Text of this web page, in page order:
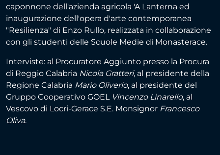
caponnone dell'azienda agricola 'A Lanterna ed
inaugurazione dell'opera d'arte contemporanea
"Resilienza" di Enzo Rullo, realizzata in collaborazione
con gli studenti delle Scuole Medie di Monasterace.
Interviste: al Procuratore Aggiunto presso la Procura
di Reggio Calabria Nicola Gratteri, al presidente della
Regione Calabria Mario Oliverio, al presidente del
Gruppo Cooperativo GOEL
Vincenzo Linarello, al
Vescovo di Locri-Gerace S.E. Monsignor Francesco
Oliva.